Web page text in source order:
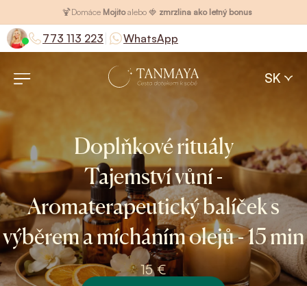
🍹Domáce Mojitoalebo 🍓 zmrzlina ako letný bonus
773 113 223 WhatsApp
SK
Doplňkové rituály
Tajemství vůní -
Aromaterapeutický balíček s
výběrem a mícháním olejů - 15 min
15 €